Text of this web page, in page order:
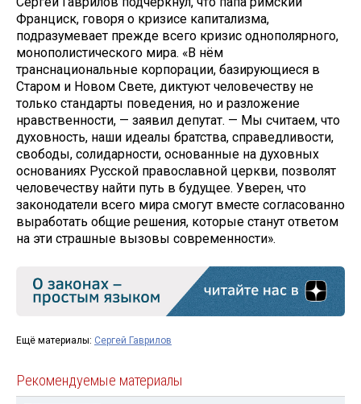
Франциск, говоря о кризисе капитализма,
подразумевает прежде всего кризис однополярного,
монополистического мира. «В нём
транснациональные корпорации, базирующиеся в
Старом и Новом Свете, диктуют человечеству не
только стандарты поведения, но и разложение
нравственности, — заявил депутат. — Мы считаем, что
духовность, наши идеалы братства, справедливости,
свободы, солидарности, основанные на духовных
основаниях Русской православной церкви, позволят
человечеству найти путь в будущее. Уверен, что
законодатели всего мира смогут вместе согласованно
выработать общие решения, которые станут ответом
на эти страшные вызовы современности».
Ещё материалы: Сергей Гаврилов
Рекомендуемые материалы